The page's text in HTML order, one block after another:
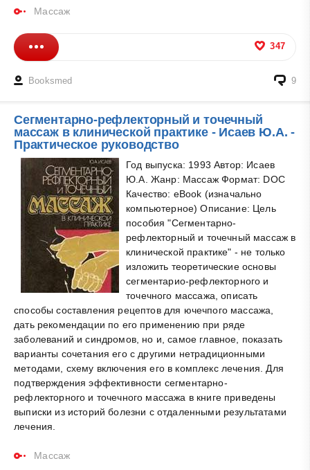
Массаж
347
Booksmed 9
Сегментарно-рефлекторный и точечный
массаж в клинической практике - Исаев Ю.А. -
Практическое руководство
Год выпуска: 1993 Автор: Исаев
Ю.А. Жанр: Массаж Формат: DOC
Качество: eBook (изначально
компьютерное) Описание: Цель
пособия "Сегментарно-
рефлекторный и точечный массаж в
клинической практике" - не только
изложить теоретические основы
сегментарио-рефлекторного и
точечного массажа, описать
способы составления рецептов для ючечпого массажа,
дать рекомендации по его применению при ряде
заболеваний и синдромов, но и, самое главное, показать
варианты сочетания его с другими нетрадиционными
методами, схему включения его в комплекс лечения. Для
подтверждения эффективности сегментарно-
рефлекторного и точечного массажа в книге приведены
выписки из историй болезни с отдаленными результатами
лечения.
Массаж